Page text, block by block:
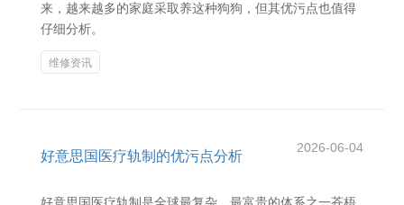
来，越来越多的家庭采取养这种狗狗，但其优污点也值得
仔细分析。
维修资讯
好意思国医疗轨制的优污点分析
2026-06-04